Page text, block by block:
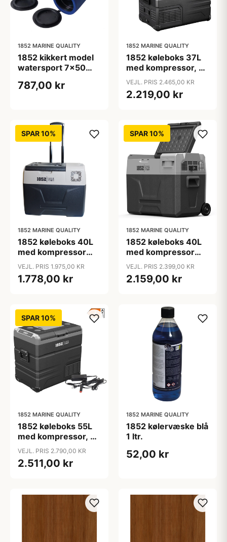
1852 MARINE QUALITY
1852 kikkert model
watersport 7x50
prisme
787,00 kr
1852 MARINE QUALITY
1852 køleboks 37L
med kompressor, 2-
delt køl/frys
12/24/230V
VEJL. PRIS 2.465,00 KR
2.219,00 kr
SPAR 10%
1852 MARINE QUALITY
1852 køleboks 40L
med kompressor
12/24/230V
VEJL. PRIS 1.975,00 KR
1.778,00 kr
SPAR 10%
1852 MARINE QUALITY
1852 køleboks 40L
med kompressor
12/24/230V og til
batteri
VEJL. PRIS 2.399,00 KR
2.159,00 kr
SPAR 10%
1852 MARINE QUALITY
1852 køleboks 55L
med kompressor, 2-
delt køl/frys
12/24/230V
VEJL. PRIS 2.790,00 KR
2.511,00 kr
1852 MARINE QUALITY
1852 kølervæske blå
1 ltr.
52,00 kr